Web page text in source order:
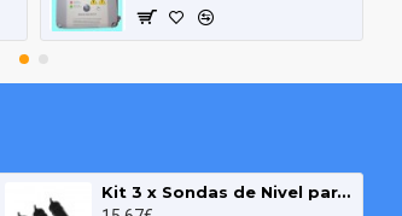
Kit 3 x Sondas de Nivel para Agua y Pozo